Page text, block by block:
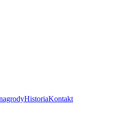
HistoriaKontakt